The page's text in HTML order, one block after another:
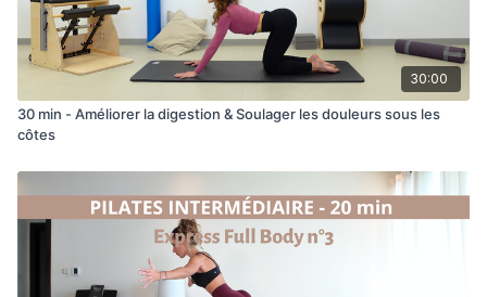
30:00
30 min - Améliorer la digestion & Soulager les douleurs sous les
côtes